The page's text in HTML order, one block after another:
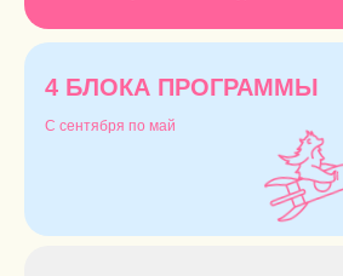
4 БЛОКА ПРОГРАММЫ
С сентября по май